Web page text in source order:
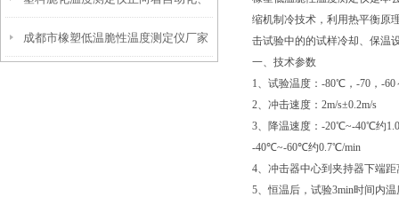
智能化的方向发展
成都市橡塑低温脆性温度测定仪厂家
缩机制冷技术，利用热平衡原
击试验中的的试样冷却、保温
一、技术参数
1、试验温度： -80℃ ， -70 ， -60
2、冲击速度： 2m/s±0.2m/s
3、降温速度： -20℃~-40℃约1.0
-40℃~-60℃约0.7℃/min
4、冲击器中心到夹持器下端距
5、恒温后，试验3min时间内